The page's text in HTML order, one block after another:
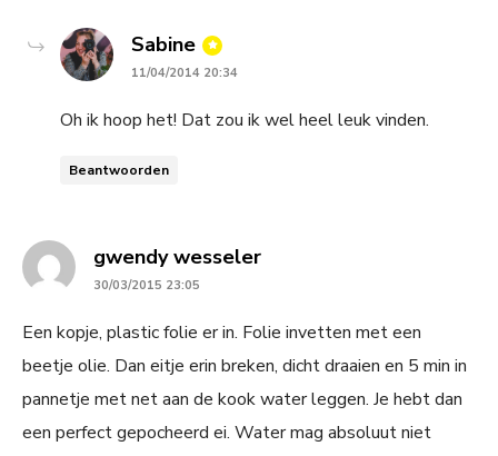
Sabine says:
11/04/2014 20:34
Oh ik hoop het! Dat zou ik wel heel leuk vinden.
Beantwoorden
gwendy wesselersays:
30/03/2015 23:05
Een kopje, plastic folie er in. Folie invetten met een
beetje olie. Dan eitje erin breken, dicht draaien en 5 min in
pannetje met net aan de kook water leggen. Je hebt dan
een perfect gepocheerd ei. Water mag absoluut niet